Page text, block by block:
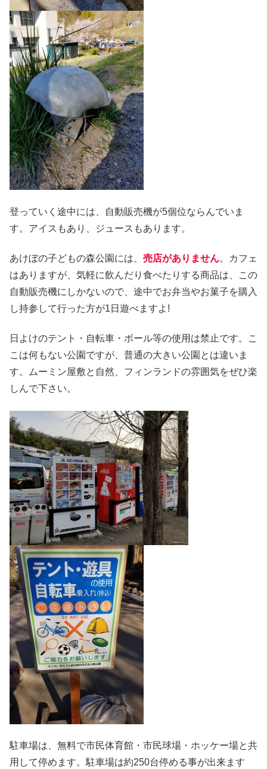
登っていく途中には、自動販売機が5個位ならんでいま
す。アイスもあり、ジュースもあります。
あけぼの子どもの森公園には、 売店がありません。カフェ
はありますが、気軽に飲んだり食べたりする商品は、この
自動販売機にしかないので、途中でお弁当やお菓子を購入
し持参して行った方が1日遊べますよ!
日よけのテント・自転車・ボール等の使用は禁止です。こ
こは何もない公園ですが、普通の大きい公園とは違いま
す。ムーミン屋敷と自然、フィンランドの雰囲気をぜひ楽
しんで下さい。
駐車場は、無料で市民体育館・市民球場・ホッケー場と共
用して停めます。駐車場は約250台停める事が出来ます